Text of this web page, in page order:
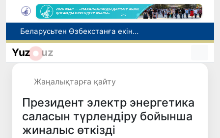
Беларусьтен Өзбекстанға екінші тікелей жүк пойызы жөнелтілді
Адам саудасынан зардап шеккен азаматтар әлеуметтік қызметтермен қамтылады
Бүгін оқуды көшіру бойынша өтініштерді қабылдаудың соңғы күні
Yuz uz
Жаңалықтарға қайту
Президент электр энергетика
саласын түрлендіру бойынша
жиналыс өткізді